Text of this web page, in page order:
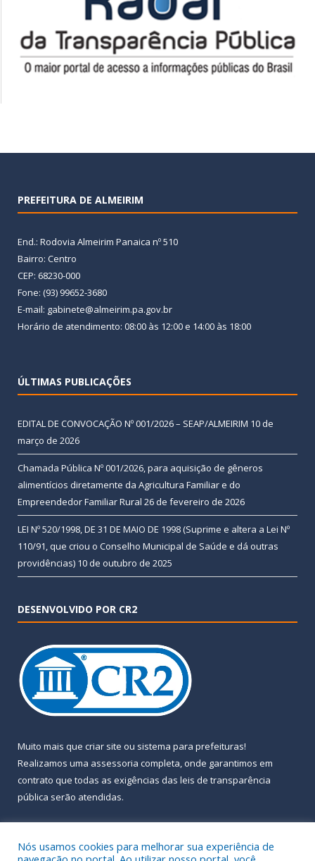
PREFEITURA DE ALMEIRIM
End.: Rodovia Almeirim Panaica nº 510
Bairro: Centro
CEP: 68230-000
Fone: (93) 99652-3680
E-mail: gabinete@almeirim.pa.gov.br
Horário de atendimento: 08:00 às 12:00 e 14:00 às 18:00
ÚLTIMAS PUBLICAÇÕES
EDITAL DE CONVOCAÇÃO Nº 001/2026 – SEAP/ALMEIRIM 10 de
março de 2026
Chamada Pública Nº 001/2026, para aquisição de gêneros
alimentícios diretamente da Agricultura Familiar e do
Empreendedor Familiar Rural 26 de fevereiro de 2026
LEI Nº 520/1998, DE 31 DE MAIO DE 1998 (Suprime e altera a Lei Nº
110/91, que criou o Conselho Municipal de Saúde e dá outras
providências) 10 de outubro de 2025
DESENVOLVIDO POR CR2
Muito mais que criar site ou sistema para prefeituras!
Realizamos uma assessoria completa, onde garantimos em
contrato que todas as exigências das leis de transparência
pública serão atendidas.
Nós usamos cookies para melhorar sua experiência de